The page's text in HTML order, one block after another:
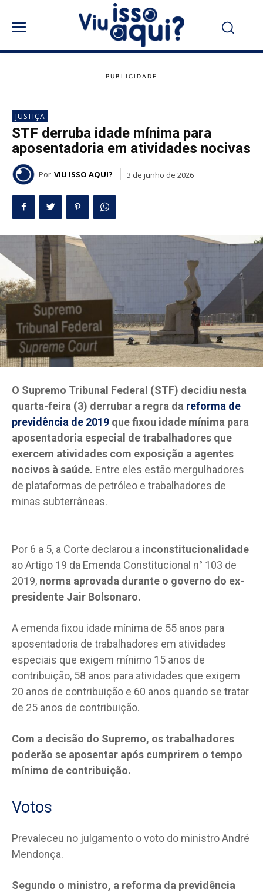
JUSTIÇA
STF derruba idade mínima para
aposentadoria em atividades nocivas
Por VIU ISSO AQUI? 3 de junho de 2026
O Supremo Tribunal Federal (STF) decidiu nesta
quarta-feira (3) derrubar a regra da reforma de
previdência de 2019 que fixou idade mínima para
aposentadoria especial de trabalhadores que
exercem atividades com exposição a agentes
nocivos à saúde. Entre eles estão mergulhadores
de plataformas de petróleo e trabalhadores de
minas subterrâneas.
Por 6 a 5, a Corte declarou a inconstitucionalidade
ao Artigo 19 da Emenda Constitucional n° 103 de
2019, norma aprovada durante o governo do ex-
presidente Jair Bolsonaro.
A emenda fixou idade mínima de 55 anos para
aposentadoria de trabalhadores em atividades
especiais que exigem mínimo 15 anos de
contribuição, 58 anos para atividades que exigem
20 anos de contribuição e 60 anos quando se tratar
de 25 anos de contribuição.
Com a decisão do Supremo, os trabalhadores
poderão se aposentar após cumprirem o tempo
mínimo de contribuição.
Votos
Prevaleceu no julgamento o voto do ministro André
Mendonça.
Segundo o ministro, a reforma da previdência